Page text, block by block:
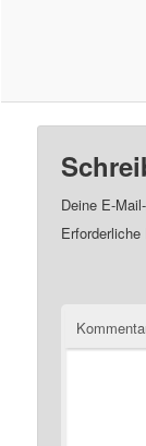
Deine E-